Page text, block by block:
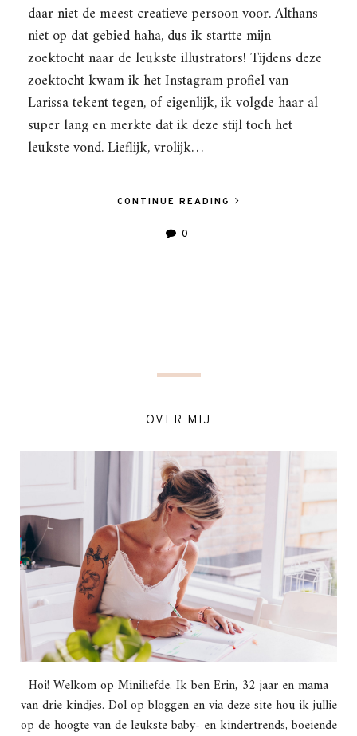
daar niet de meest creatieve persoon voor. Althans
niet op dat gebied haha, dus ik startte mijn
zoektocht naar de leukste illustrators! Tijdens deze
zoektocht kwam ik het Instagram profiel van
Larissa tekent tegen, of eigenlijk, ik volgde haar al
super lang en merkte dat ik deze stijl toch het
leukste vond. Lieflijk, vrolijk…
CONTINUE READING
0
OVER MIJ
Hoi! Welkom op Miniliefde. Ik ben Erin, 32 jaar en mama
van drie kindjes. Dol op bloggen en via deze site hou ik jullie
op de hoogte van de leukste baby- en kindertrends, boeiende